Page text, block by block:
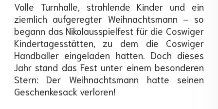
Volle Turnhalle, strahlende Kinder und ein
ziemlich aufgeregter Weihnachtsmann – so
begann das Nikolausspielfest für die Coswiger
Kindertagesstätten, zu dem die Coswiger
Handballer eingeladen hatten. Doch dieses
Jahr stand das Fest unter einem besonderen
Stern: Der Weihnachtsmann hatte seinen
Geschenkesack verloren!